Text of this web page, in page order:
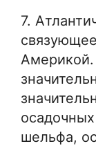
7.
Америкой.
шельфа,